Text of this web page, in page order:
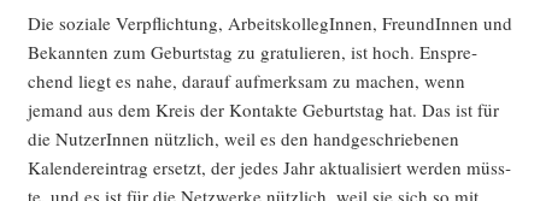
Die sozia­le Ver­pflich­tung, Arbeits­kol­le­gIn­nen, Freun­dIn­nen und
Bekann­ten zum Geburts­tag zu gra­tu­lie­ren, ist hoch. Enspre­
chend liegt es nahe, dar­auf auf­merk­sam zu machen, wenn
jemand aus dem Kreis der Kon­tak­te Geburts­tag hat. Das ist für
die Nut­ze­rIn­nen nütz­lich, weil es den hand­ge­schrie­be­nen
Kalen­der­ein­trag ersetzt, der jedes Jahr aktua­li­siert wer­den müss­